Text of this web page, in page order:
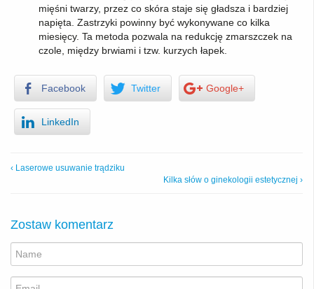
mięśni twarzy, przez co skóra staje się gładsza i bardziej
napięta. Zastrzyki powinny być wykonywane co kilka
miesięcy. Ta metoda pozwala na redukcję zmarszczek na
czole, między brwiami i tzw. kurzych łapek.
Facebook Twitter Google+
LinkedIn
‹ Laserowe usuwanie trądziku
Kilka słów o ginekologii estetycznej ›
Zostaw komentarz
Nick
Email